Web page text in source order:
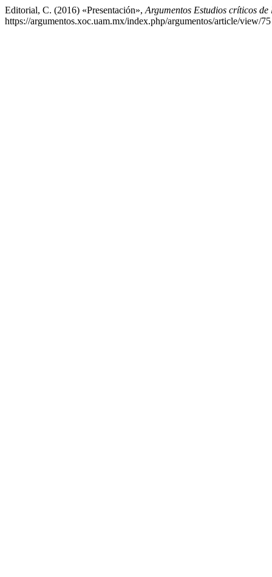
Editorial, C. (2016) «Presentación», Argumentos Estudios críticos de
https://argumentos.xoc.uam.mx/index.php/argumentos/article/view/